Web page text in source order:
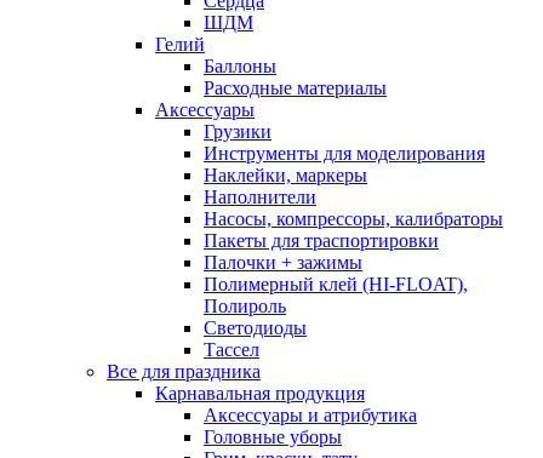
ШДМ
Гелий
Баллоны
Расходные материалы
Аксессуары
Грузики
Инструменты для моделирования
Наклейки, маркеры
Наполнители
Насосы, компрессоры, калибраторы
Пакеты для траспортировки
Палочки + зажимы
Полимерный клей (HI-FLOAT),
Полироль
Светодиоды
Тассел
Все для праздника
Карнавальная продукция
Аксессуары и атрибутика
Головные уборы